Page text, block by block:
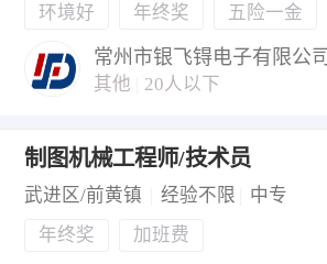
环境好 年终奖 五险一金
常州市银飞锝电子有限公司
其他 20人以下
制图机械工程师/技术员
武进区/前黄镇
经验不限 中专
年终奖 加班费